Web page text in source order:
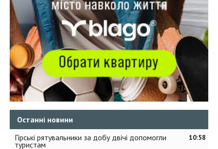
Останні новини
10:58
Гірські рятувальники за добу двічі допомогли
туристам